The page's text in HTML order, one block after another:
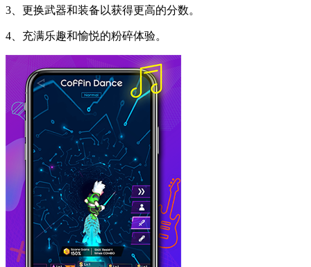
3、更换武器和装备以获得更高的分数。
4、充满乐趣和愉悦的粉碎体验。